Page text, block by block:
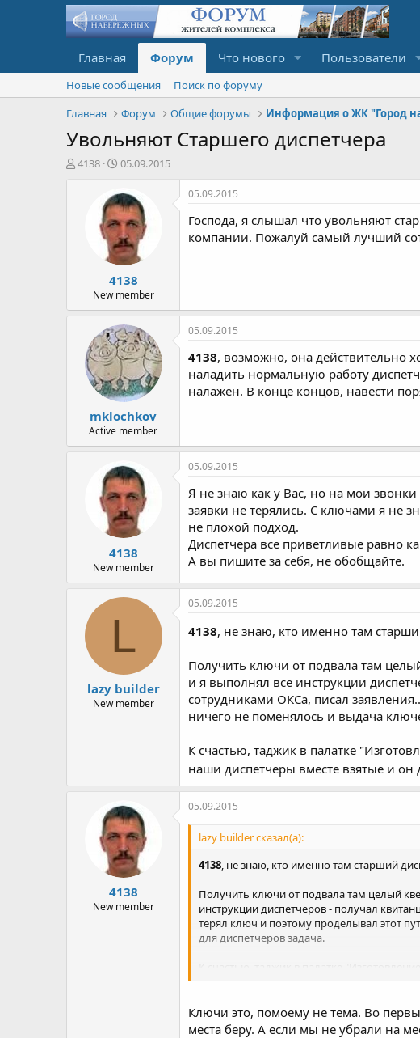
Главная Форум Что нового Пользователи
Новые сообщения
Поиск по форуму
Главная
Форум Общие форумы Информация о ЖК "Город
Увольняют Старшего диспетчера
А
4138
Д
т
а
н
а
ч
а
л
а
05.09.2015
4138
New member
05.09.2015
Господа, я слышал что увольняют
компании. Пожалуй самый лучший
mklochkov
Active member
05.09.2015
4138, возможно, она действительно
наладить нормальную работу
налажен. В конце концов, навести
4138
New member
05.09.2015
Я не знаю как у Вас, но на мои
заявки не терялись. С ключами я не
не плохой подход.
Диспетчера все приветливые равно
А вы пишите за себя, не обобщайте.
L
lazy builder
New member
05.09.2015
4138, не знаю, кто именно там
Получить ключи от подвала там
и я выполнял все инструкции
сотрудниками ОКСа, писал
ничего не поменялось и выдача
К счастью, таджик в палатке
наши диспетчеры вместе взятые и
4138
New member
05.09.2015
lazy builder сказал(а):
4138 , не знаю, кто именно там старший
Получить ключи от подвала там целый
инструкции диспетчеров - получал
терял ключ и поэтому проделывал этот
для диспетчеров задача.
К счастью, таджик в палатке
Ключи это, помоему не тема. Во
места беру. А если мы не убрали на